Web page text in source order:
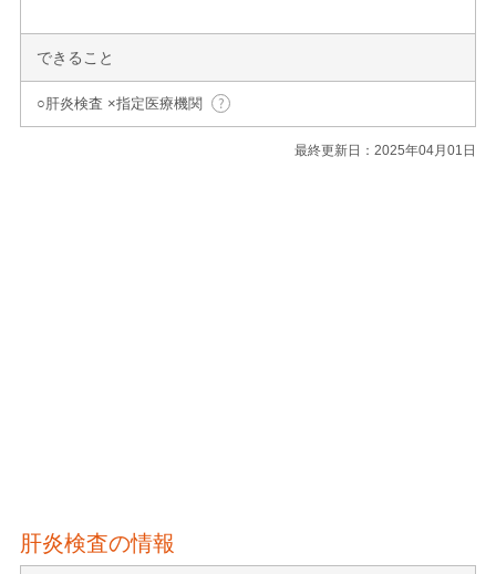
できること
○肝炎検査 ×指定医療機関
最終更新日：2025年04月01日
肝炎検査の情報